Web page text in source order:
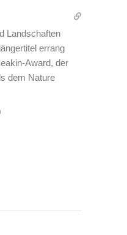
Landschaften
errang
Award, der
dem Nature